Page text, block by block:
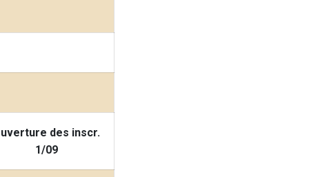
des inscr.
1/09